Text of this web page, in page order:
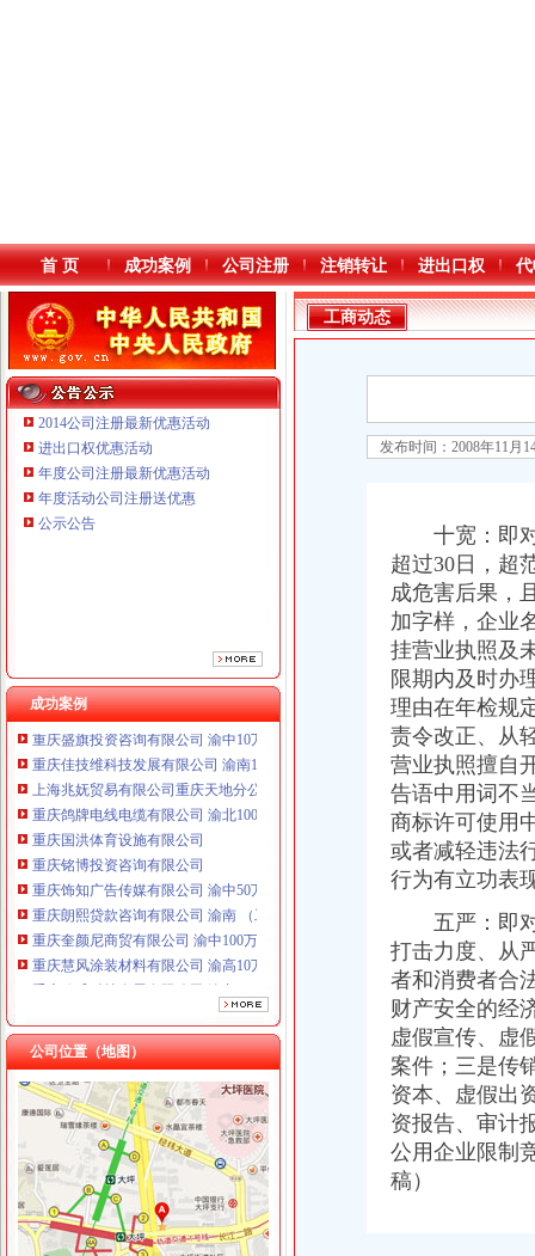
本站导航
首 页 成功案例 公司注册 注销转让 进出口权
2014公司注册最新优惠活动
进出口权优惠活动
年度公司注册最新优惠活动
年度活动公司注册送优惠
公示公告
成功案例
重庆鸽牌电线电缆有限公司 渝北10010万 (进出口权)
重庆慧风涂装材料有限公司 渝高10万 （工商注册）
重庆欧氏科技发展有限公司 渝九50万 （进出口权）
重庆盛旗投资咨询有限公司 渝中10万 （工商注册）
重庆佳技维科技发展有限公司 渝南100万 （进出口权）
上海兆妩贸易有限公司重庆天地分公司 渝中 （工商注册）
重庆鸽牌电线电缆有限公司 渝北10010万 (进出口权)
重庆国洪体育设施有限公司
重庆铭博投资咨询有限公司
重庆饰知广告传媒有限公司 渝中50万 （工商注册）
重庆朗熙贷款咨询有限公司 渝南 （工商注册）
重庆奎颜尼商贸有限公司 渝中100万 （工商注册）
重庆慧风涂装材料有限公司 渝高10万 （工商注册）
重庆欧氏科技发展有限公司 渝九50万 （进出口权）
重庆盛旗投资咨询有限公司 渝中10万 （工商注册）
重庆佳技维科技发展有限公司 渝南100万 （进出口权）
上海兆妩贸易有限公司重庆天地分公司 渝中 （工商注册）
公司位置（地图）
工商动态
沙坪坝局抓住“五个关键”0元注册公司流程推动重点工作全面开展
江津局“两手抓”一元注册公司流程积构建食品安全监管长效机制
工商动态
发布时间：2008年11月
十宽：即对
超过30日，超
成危害后果，
加字样，企业
挂营业执照及
限期内及时办
理由在年检规
责令改正、从
营业执照擅自
告语中用词不
商标许可使用
或者减轻违法
行为有立功表
五严：即对
打击力度、从
者和消费者合
财产安全的经
虚假宣传、虚
案件；三是传
资本、虚假出
资报告、审计
公用企业限制
稿）